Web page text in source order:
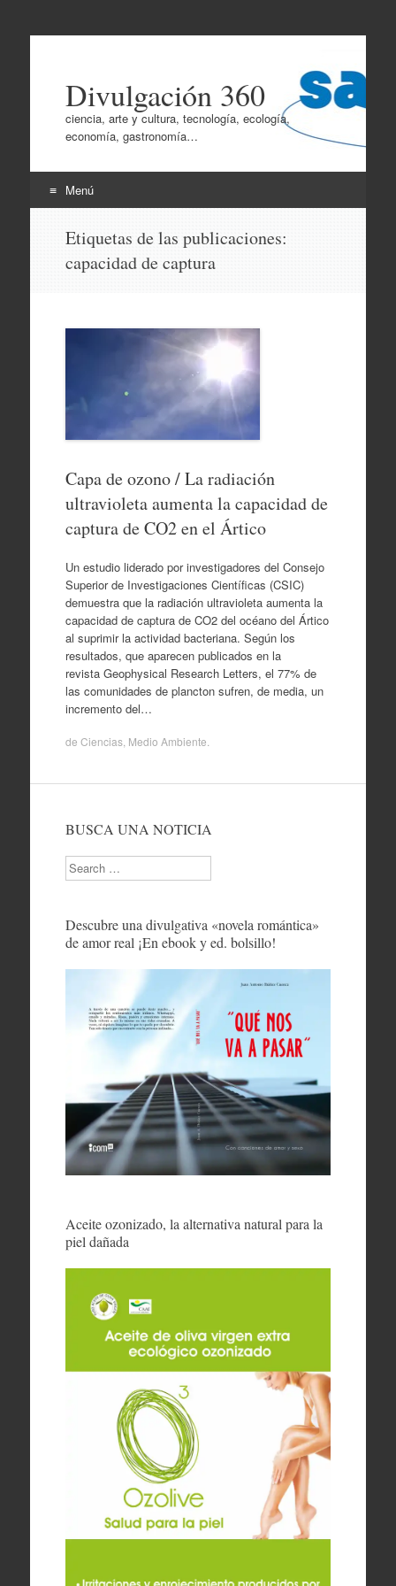
Divulgación 360
ciencia, arte y cultura, tecnología, ecología,
economía, gastronomía…
Menú
contenido
Etiquetas de las publicaciones:
capacidad de captura
Capa de ozono / La radiación
ultravioleta aumenta la capacidad de
captura de CO2 en el Ártico
Un estudio liderado por investigadores del Consejo
Superior de Investigaciones Científicas (CSIC)
demuestra que la radiación ultravioleta aumenta la
capacidad de captura de CO2 del océano del Ártico
al suprimir la actividad bacteriana. Según los
resultados, que aparecen publicados en la
revista Geophysical Research Letters, el 77% de
las comunidades de plancton sufren, de media, un
incremento del…
de Ciencias, Medio Ambiente
BUSCA UNA NOTICIA
Search
Descubre una divulgativa «novela romántica»
de amor real ¡En ebook y ed. bolsillo!
Aceite ozonizado, la alternativa natural para la
piel dañada